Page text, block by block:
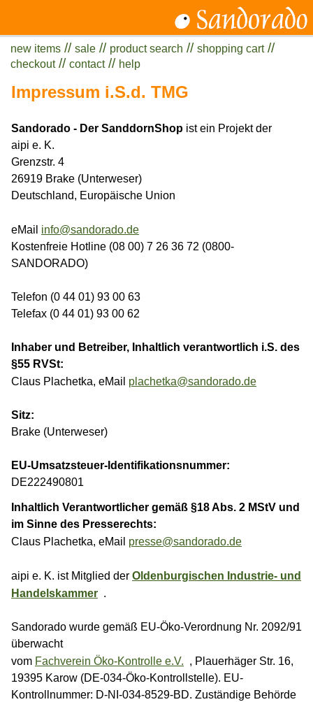
new items // sale // product search // shopping cart//
checkout// contact// help
Impressum i.S.d. TMG
Sandorado - Der SanddornShop ist ein Projekt der
aipi e. K.
Grenzstr. 4
26919 Brake (Unterweser)
Deutschland, Europäische Union
eMail info@sandorado.de
Kostenfreie Hotline (08 00) 7 26 36 72 (0800-
SANDORADO)
Telefon (0 44 01) 93 00 63
Telefax (0 44 01) 93 00 62
Inhaber und Betreiber, Inhaltlich verantwortlich i.S. des
§55 RVSt:
Claus Plachetka, eMail plachetka@sandorado.de
Sitz:
Brake (Unterweser)
EU-Umsatzsteuer-Identifikationsnummer:
DE222490801
Inhaltlich Verantwortlicher gemäß §18 Abs. 2 MStV und
im Sinne des Presserechts:
Claus Plachetka, eMail presse@sandorado.de
aipi e. K. ist Mitglied der Oldenburgischen Industrie- und
Handelskammer .
Sandorado wurde gemäß EU-Öko-Verordnung Nr. 2092/91
überwacht
vom Fachverein Öko-Kontrolle e.V. , Plauerhäger Str. 16,
19395 Karow (DE-034-Öko-Kontrollstelle). EU-
Kontrollnummer: D-NI-034-8529-BD. Zuständige Behörde